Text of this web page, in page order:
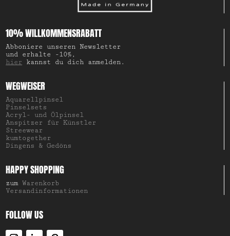
10% WILLKOMMENSRABATT
Abboniere unseren Newsletter
und erhalte -10%,
hier kannst du dich anmelden.
WEGWEISER
Aquarellpinsel
Pinselsets
Acryl- und Ölpinsel
Anspitzer für Künstler
Streewear
kumtogether
Dingens & Gedöns
HAPPY SHOPPING
zumWarenkorb
Versandinformationen
FOLLOW US